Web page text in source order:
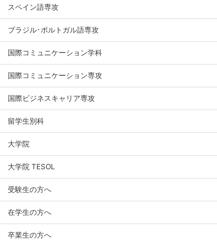
スペイン語専攻
ブラジル･ポルトガル語専攻
国際コミュニケーション学科
国際コミュニケーション専攻
国際ビジネスキャリア専攻
留学生別科
大学院
大学院 TESOL
受験生の方へ
在学生の方へ
卒業生の方へ